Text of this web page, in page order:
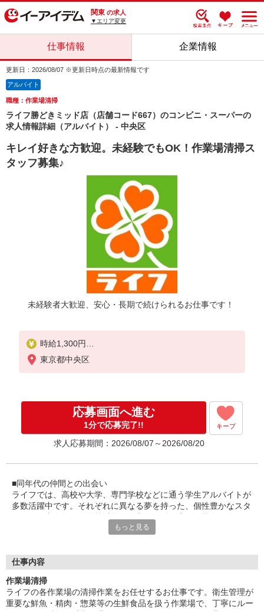
関東 の求人
▼エリア変更
仕事情報 企業情報
更新日：2026/08/07 ※更新日時点の最新情報です
アルバイト
職種：作業場清掃
ライフ勝どきミッド店（店舗コード667）のコンビニ・スーパーの
求人情報詳細（アルバイト） - 中央区
キレイ好きな方歓迎。未経験でもOK！作業場清掃ス
タッフ募集♪
未経験者大歓迎、安心・長期で続けられるお仕事です！
時給1,300円
高校生は21:45までの勤務 時給1,250円
東京都中央区
応募画面へ進む
1分で応募完了!! キープ
求人応募期間：2026/08/07～2026/08/20
■同年代の仲間との出会い
ライフでは、高校や大学、専門学校などに通う学生アルバイトが
多数活躍中です。それぞれに異なる夢を持った、個性豊かなスタ
す。休日に一緒に遊ぶ友達ができることも！同年代の仲間からい
■笑顔で働ける職場
アットホームな雰囲気のお店です。長期で活躍するスタッフには
お客さまから笑顔でお声がけをいただくことも。最初は、覚えて
いただく作業が多く感じるかもしれませんが、難しいお仕事はあ
もっと見る
仕事内容
作業場清掃
ライフの各作業場の清掃作業をお任せするお仕事です。衛生管理が
重要な鮮魚・精肉・惣菜等の生鮮食品を扱う作業場で、丁寧にルー